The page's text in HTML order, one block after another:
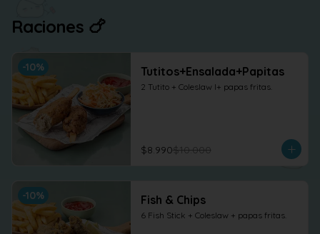
Raciones 🍗
-10% Tutitos+Ensalada+Papitas
2 Tutito + Coleslaw l+ papas fritas.
$8.990$10.000
-10% Fish & Chips
6 Fish Stick + Coleslaw + papas fritas.